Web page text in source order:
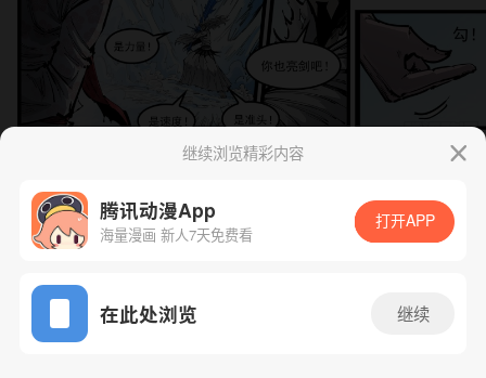
App免费看
下一话 腾漫App免费看
继续浏览精彩内容
腾讯动漫App
海量漫画 新人7天免费看
打开APP
在此处浏览 继续